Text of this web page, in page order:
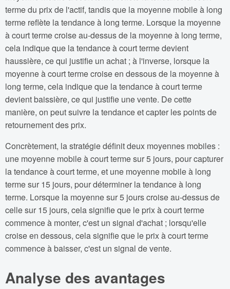
terme du prix de l'actif, tandis que la moyenne mobile à long
terme reflète la tendance à long terme. Lorsque la moyenne
à court terme croise au-dessus de la moyenne à long terme,
cela indique que la tendance à court terme devient
haussière, ce qui justifie un achat ; à l'inverse, lorsque la
moyenne à court terme croise en dessous de la moyenne à
long terme, cela indique que la tendance à court terme
devient baissière, ce qui justifie une vente. De cette
manière, on peut suivre la tendance et capter les points de
retournement des prix.
Concrètement, la stratégie définit deux moyennes mobiles :
une moyenne mobile à court terme sur 5 jours, pour capturer
la tendance à court terme, et une moyenne mobile à long
terme sur 15 jours, pour déterminer la tendance à long
terme. Lorsque la moyenne sur 5 jours croise au-dessus de
celle sur 15 jours, cela signifie que le prix à court terme
commence à monter, c'est un signal d'achat ; lorsqu'elle
croise en dessous, cela signifie que le prix à court terme
commence à baisser, c'est un signal de vente.
Analyse des avantages